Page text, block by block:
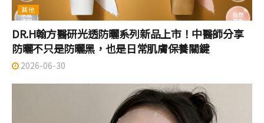
其他
DR.H翰方醫研光透防曬系列新品上市！中醫師分享
防曬不只是防曬黑，也是日常肌膚保養關鍵
2026-06-30